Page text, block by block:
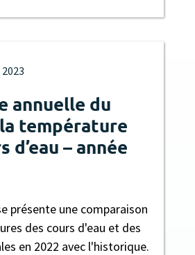
annuelle du
température
d’eau – année
présente une comparaison
des cours d'eau et des
en 2022 avec l'historique.